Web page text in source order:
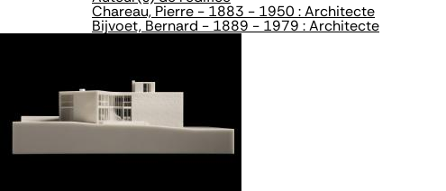
Chareau, Pierre - 1883 - 1950 : Architecte
Bijvoet, Bernard - 1889 - 1979 : Architecte